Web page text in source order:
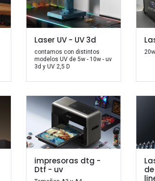
Laser UV - UV 3d
contamos con distintos
modelos UV de 5w - 10w - uv
3d y UV 2,5 D
impresoras dtg -
Dtf - uv